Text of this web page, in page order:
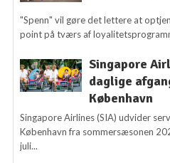
"Spenn" vil gøre det lettere at
point på tværs af
Singapore
daglige
København
Singapore Airlines (SIA) udvider
København fra sommersæsonen
juli...